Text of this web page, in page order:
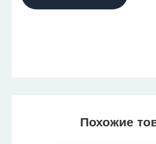
Похожие